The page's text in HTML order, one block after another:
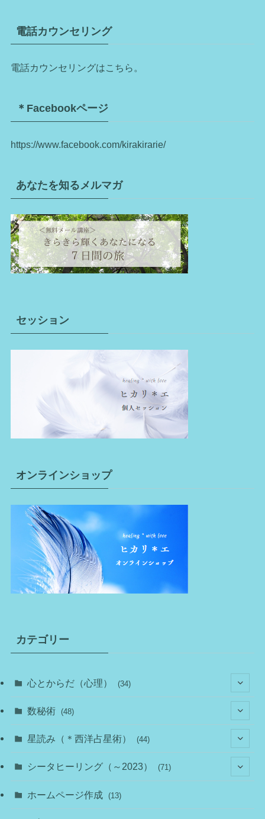
電話カウンセリング
電話カウンセリングはこちら。
＊Facebookページ
https://www.facebook.com/kirakirarie/
あなたを知るメルマガ
セッション
オンラインショップ
カテゴリー
心とからだ（心理） (34)
(1)
(22)
(7)
(7)
数秘術 (48)
(11)
(10)
星読み（＊西洋占星術） (44)
(11)
(8)
シータヒーリング（～2023） (71)
(14)
ホームページ作成 (13)